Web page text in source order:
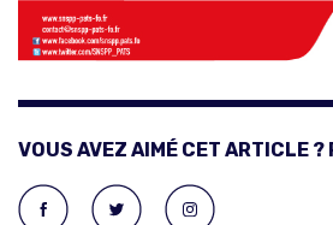
VOUS AVEZ AIMÉ CET ARTICLE ?